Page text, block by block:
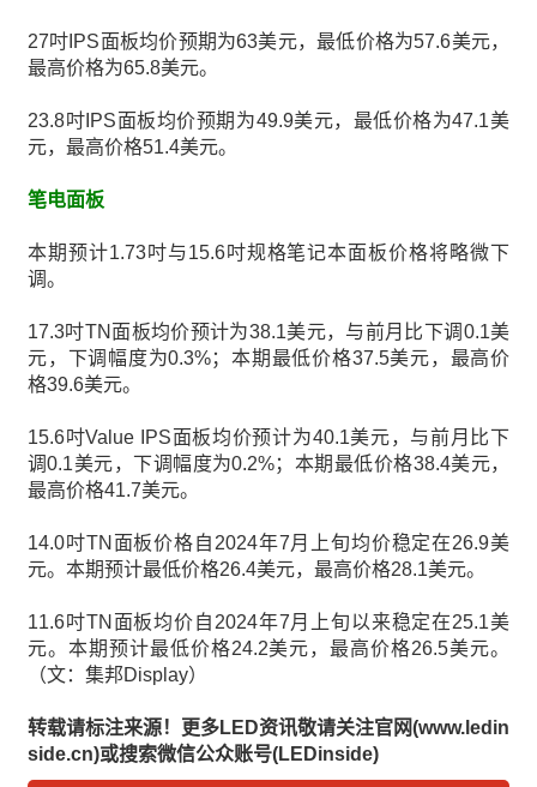
27吋IPS面板均价预期为63美元，最低价格为57.6美元，
最高价格为65.8美元。
23.8吋IPS面板均价预期为49.9美元，最低价格为47.1美
元，最高价格51.4美元。
笔电面板
本期预计1.73吋与15.6吋规格笔记本面板价格将略微下
调。
17.3吋TN面板均价预计为38.1美元，与前月比下调0.1美
元，下调幅度为0.3%；本期最低价格37.5美元，最高价
格39.6美元。
15.6吋Value IPS面板均价预计为40.1美元，与前月比下
调0.1美元，下调幅度为0.2%；本期最低价格38.4美元，
最高价格41.7美元。
14.0吋TN面板价格自2024年7月上旬均价稳定在26.9美
元。本期预计最低价格26.4美元，最高价格28.1美元。
11.6吋TN面板均价自2024年7月上旬以来稳定在25.1美
元。本期预计最低价格24.2美元，最高价格26.5美元。
（文：集邦Display）
转载请标注来源！更多LED资讯敬请关注官网(www.ledin
side.cn)或搜索微信公众账号(LEDinside)